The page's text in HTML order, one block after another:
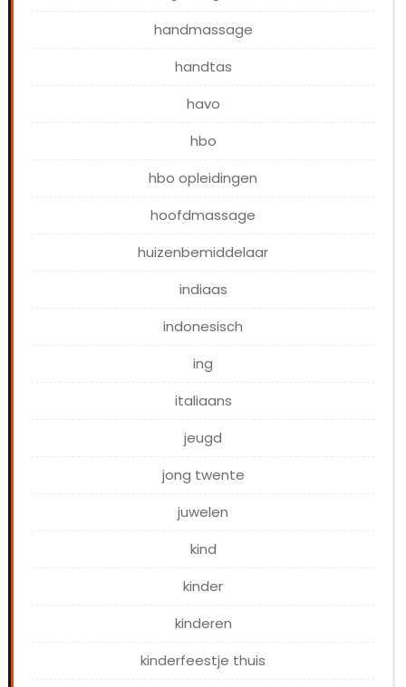
handmassage
handtas
havo
hbo
hbo opleidingen
hoofdmassage
huizenbemiddelaar
indiaas
indonesisch
ing
italiaans
jeugd
jong twente
juwelen
kind
kinder
kinderen
kinderfeestje thuis